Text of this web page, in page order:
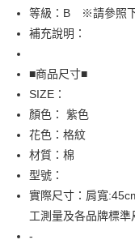
悠遊付
全盈+PAY
AFTEE先享後付
相關說明
【關於「AFTEE先享後付」
AFTEE先享後付是「在收
便利好安心！
１．簡單：不需註冊會員
３．安心：先確認商品／
【「AFTEE先享後付」結
１．於結帳方式選擇「
結帳頁面，進行簡訊認證
運送方式
全家取貨付款
免運費
等級：B ※請參照
補充說明：
■商品尺寸■
SIZE：
顏色： 紫色
花色：格紋
材質：棉
型號：
實際尺寸：肩寬
工測量及各品牌標
-